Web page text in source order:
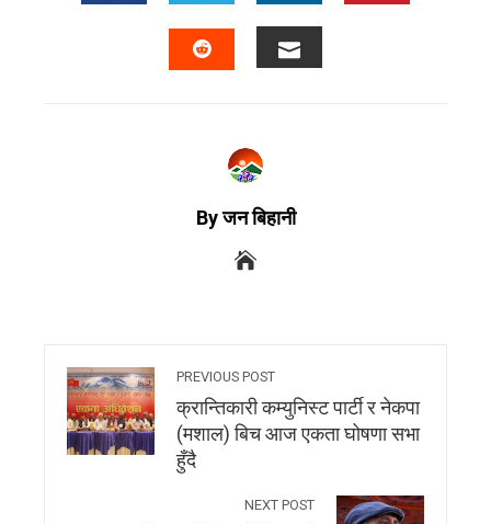
By जन बिहानी
PREVIOUS POST
क्रान्तिकारी कम्युनिस्ट पार्टी र नेकपा
(मशाल) बिच आज एकता घोषणा सभा
हुँदै
NEXT POST